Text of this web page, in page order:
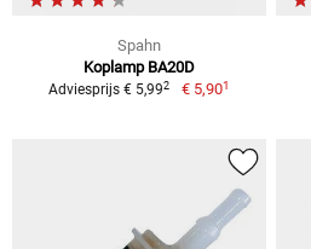
Spahn
Koplamp BA20D
Adviesprijs € 5,992 € 5,901